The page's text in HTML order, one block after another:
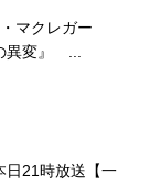
マクレガー
異変』 ...
21時放送【一